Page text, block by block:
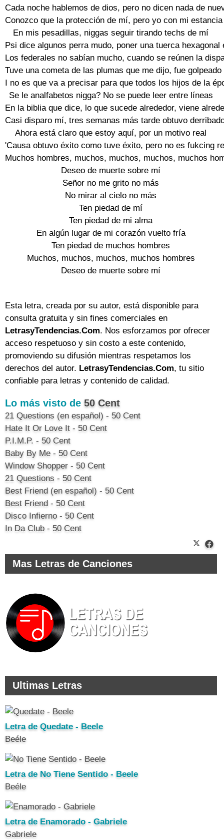
Cada noche hablemos de dios, pero no dicen nada de
Conozco que la protección de mí, pero yo con mi
En mis pesadillas, niggas seguir tirando techs de mí
Psi dice algunos perra mudo, poner una tuerca hexagonal
Los federales no sabían mucho, cuando se reúnen la
Tuve una cometa de las plumas que me dijo, fue
I no es que va a precisar para que todos los hijos de la
Se le analfabetos nigga? No se puede leer entre líneas
En la biblia que dice, lo que sucede alrededor, viene
Casi disparo mí, tres semanas más tarde obtuvo
Ahora está claro que estoy aquí, por un motivo real
'Causa obtuvo éxito como tuve éxito, pero no es fukcing
Muchos hombres, muchos, muchos, muchos, muchos
Deseo de muerte sobre mí
Señor no me grito no más
No mirar al cielo no más
Ten piedad de mí
Ten piedad de mi alma
En algún lugar de mi corazón vuelto fría
Ten piedad de muchos hombres
Muchos, muchos, muchos, muchos hombres
Deseo de muerte sobre mí
Esta letra, creada por su autor, está disponible para
consulta gratuita y sin fines comerciales en
LetrasyTendencias.Com. Nos esforzamos por ofrecer
acceso respetuoso y sin costo a este contenido,
promoviendo su difusión mientras respetamos los
derechos del autor. LetrasyTendencias.Com, tu sitio
confiable para letras y contenido de calidad.
Lo más visto de 50 Cent
21 Questions (en español) - 50 Cent
Hate It Or Love It - 50 Cent
P.I.M.P. - 50 Cent
Baby By Me - 50 Cent
Window Shopper - 50 Cent
21 Questions - 50 Cent
Best Friend (en español) - 50 Cent
Best Friend - 50 Cent
Disco Infierno - 50 Cent
In Da Club - 50 Cent
Mas Letras de Canciones
Ultimas Letras
Letra de Quedate - Beele
Beéle
Letra de No Tiene Sentido - Beele
Beéle
Letra de Enamorado - Gabriele
Gabriele